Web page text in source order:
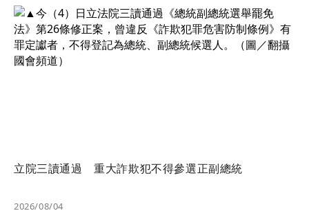
立院三讀通過 重大詐欺犯不得參選正副總統
2026/08/04